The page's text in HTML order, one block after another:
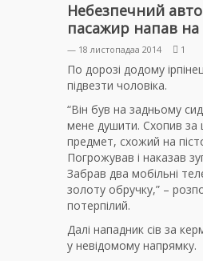
Небезпечний
пасажир напав на
— 18 листопадаа 2014 1
По дорозі додому
підвезти чоловіка.
“Він був на задньому
мене душити. Схопив за
предмет, схожий на
Погрожував і наказав
Забрав два мобільні
золоту обручку,” –
потерпілий.
Далі нападник сів за
у невідомому напрямку.